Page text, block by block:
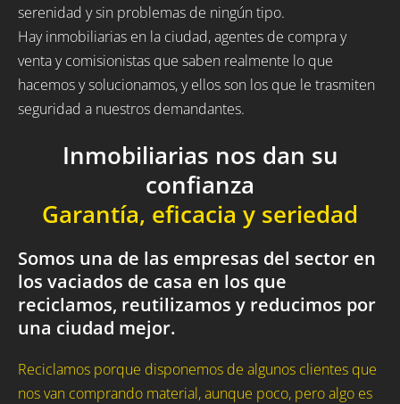
serenidad y sin problemas de ningún tipo.
Hay inmobiliarias en la ciudad, agentes de compra y
venta y comisionistas que saben realmente lo que
hacemos y solucionamos, y ellos son los que le trasmiten
seguridad a nuestros demandantes.
Inmobiliarias nos dan su
confianza
Garantía, eficacia y seriedad
Somos una de las empresas del sector en
los vaciados de casa en los que
reciclamos, reutilizamos y reducimos por
una ciudad mejor.
Reciclamos porque disponemos de algunos clientes que
nos van comprando material, aunque poco, pero algo es